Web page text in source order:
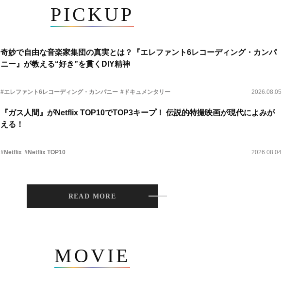
PICKUP
奇妙で自由な音楽家集団の真実とは？『エレファント6レコーディング・カンパ
ニー』が教える“好き”を貫くDIY精神
#エレファント6レコーディング・カンパニー #ドキュメンタリー 2026.08.05
『ガス人間』がNetflix TOP10でTOP3キープ！ 伝説的特撮映画が現代によみが
える！
#Netflix #Netflix TOP10 2026.08.04
READ MORE
MOVIE